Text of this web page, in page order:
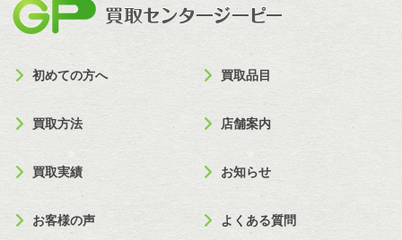
初めての方へ 買取品目
買取方法 店舗案内
買取実績 お知らせ
お客様の声 よくある質問